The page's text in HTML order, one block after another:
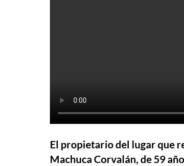
El propietario del lugar que
Machuca Corvalán, de 59